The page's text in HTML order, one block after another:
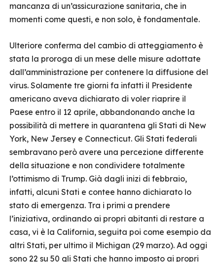
mancanza di un’assicurazione sanitaria, che in
momenti come questi, e non solo, è fondamentale.
Ulteriore conferma del cambio di atteggiamento è
stata la proroga di un mese delle misure adottate
dall’amministrazione per contenere la diffusione del
virus. Solamente tre giorni fa infatti il Presidente
americano aveva dichiarato di voler riaprire il
Paese entro il 12 aprile, abbandonando anche la
possibilità di mettere in quarantena gli Stati di New
York, New Jersey e Connecticut. Gli Stati federali
sembravano però avere una percezione differente
della situazione e non condividere totalmente
l’ottimismo di Trump. Già dagli inizi di febbraio,
infatti, alcuni Stati e contee hanno dichiarato lo
stato di emergenza. Tra i primi a prendere
l’iniziativa, ordinando ai propri abitanti di restare a
casa, vi è la California, seguita poi come esempio da
altri Stati, per ultimo il Michigan (29 marzo). Ad oggi
sono 22 su 50 gli Stati che hanno imposto ai propri